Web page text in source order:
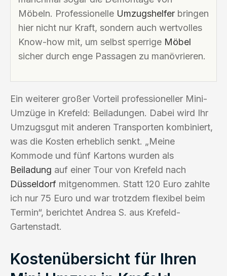
Möbeln. Professionelle Umzugshelfer bringen
hier nicht nur Kraft, sondern auch wertvolles
Know-how mit, um selbst sperrige Möbel
sicher durch enge Passagen zu manövrieren.
Ein weiterer großer Vorteil professioneller Mini-
Umzüge in Krefeld: Beiladungen. Dabei wird Ihr
Umzugsgut mit anderen Transporten kombiniert,
was die Kosten erheblich senkt. „Meine
Kommode und fünf Kartons wurden als
Beiladung auf einer Tour von Krefeld nach
Düsseldorf mitgenommen. Statt 120 Euro zahlte
ich nur 75 Euro und war trotzdem flexibel beim
Termin“, berichtet Andrea S. aus Krefeld-
Gartenstadt.
Kostenübersicht für Ihren